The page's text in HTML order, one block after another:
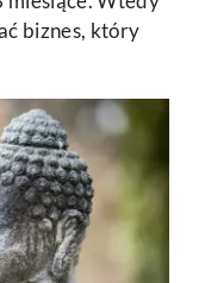
biznes, który